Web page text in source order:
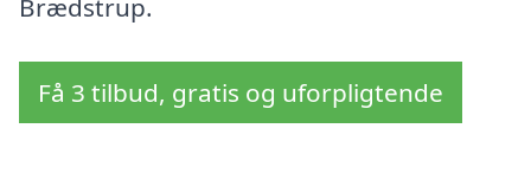
Brædstrup.
Få 3 tilbud, gratis og uforpligtende